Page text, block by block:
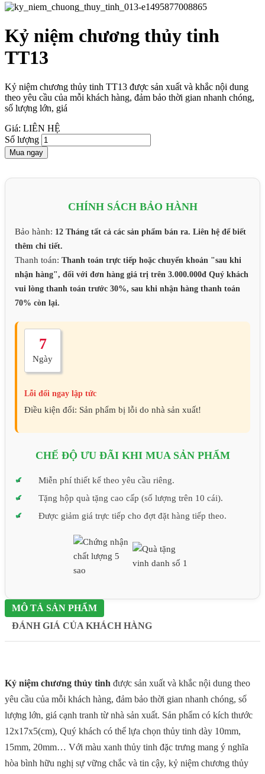
Kỷ niệm chương thủy tinh
TT13
Kỷ niệm chương thủy tinh TT13 được sản xuất và khắc nội dung
theo yêu cầu của mỗi khách hàng, đảm bảo thời gian nhanh chóng,
số lượng lớn, giá
Giá: LIÊN HỆ
Số lượng
Mua ngay
CHÍNH SÁCH BẢO HÀNH
Bảo hành: 12 Tháng tất cả các sản phẩm bán ra. Liên hệ để biết
thêm chi tiết.
Thanh toán: Thanh toán trực tiếp hoặc chuyển khoản "sau khi
nhận hàng", đối với đơn hàng giá trị trên 3.000.000đ Quý khách
vui lòng thanh toán trước 30%, sau khi nhận hàng thanh toán
70% còn lại.
7
Ngày
Lỗi đổi ngay lập tức
Điều kiện đổi: Sản phẩm bị lỗi do nhà sản xuất!
CHẾ ĐỘ ƯU ĐÃI KHI MUA SẢN PHẨM
Miễn phí thiết kế theo yêu cầu riêng.
Tặng hộp quà tặng cao cấp (số lượng trên 10 cái).
Được giảm giá trực tiếp cho đợt đặt hàng tiếp theo.
MÔ TẢ SẢN PHẨM
ĐÁNH GIÁ CỦA KHÁCH HÀNG
Kỷ niệm chương thủy tinh được sản xuất và khắc nội dung theo
yêu cầu của mỗi khách hàng, đảm bảo thời gian nhanh chóng, số
lượng lớn, giá cạnh tranh từ nhà sản xuất. Sản phẩm có kích thước
12x17x5(cm), Quý khách có thể lựa chọn thủy tinh dày 10mm,
15mm, 20mm… Với màu xanh thủy tinh đặc trưng mang ý nghĩa
hòa bình hữu nghị sự vững chắc và tin cậy, kỷ niệm chương thủy